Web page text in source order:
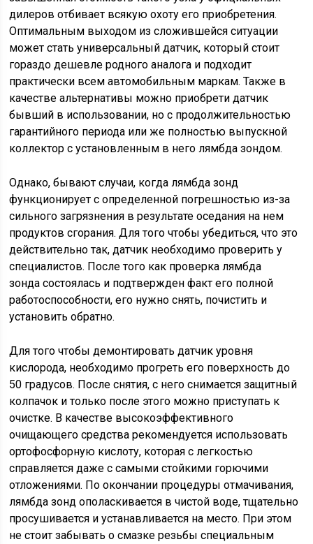
дилеров отбивает всякую охоту его приобретения.
Оптимальным выходом из сложившейся ситуации
может стать универсальный датчик, который стоит
гораздо дешевле родного аналога и подходит
практически всем автомобильным маркам. Также в
качестве альтернативы можно приобрети датчик
бывший в использовании, но с продолжительностью
гарантийного периода или же полностью выпускной
коллектор с установленным в него лямбда зондом.
Однако, бывают случаи, когда лямбда зонд
функционирует с определенной погрешностью из-за
сильного загрязнения в результате оседания на нем
продуктов сгорания. Для того чтобы убедиться, что это
действительно так, датчик необходимо проверить у
специалистов. После того как проверка лямбда
зонда состоялась и подтвержден факт его полной
работоспособности, его нужно снять, почистить и
установить обратно.
Для того чтобы демонтировать датчик уровня
кислорода, необходимо прогреть его поверхность до
50 градусов. После снятия, с него снимается защитный
колпачок и только после этого можно приступать к
очистке. В качестве высокоэффективного
очищающего средства рекомендуется использовать
ортофосфорную кислоту, которая с легкостью
справляется даже с самыми стойкими горючими
отложениями. По окончании процедуры отмачивания,
лямбда зонд ополаскивается в чистой воде, тщательно
просушивается и устанавливается на место. При этом
не стоит забывать о смазке резьбы специальным